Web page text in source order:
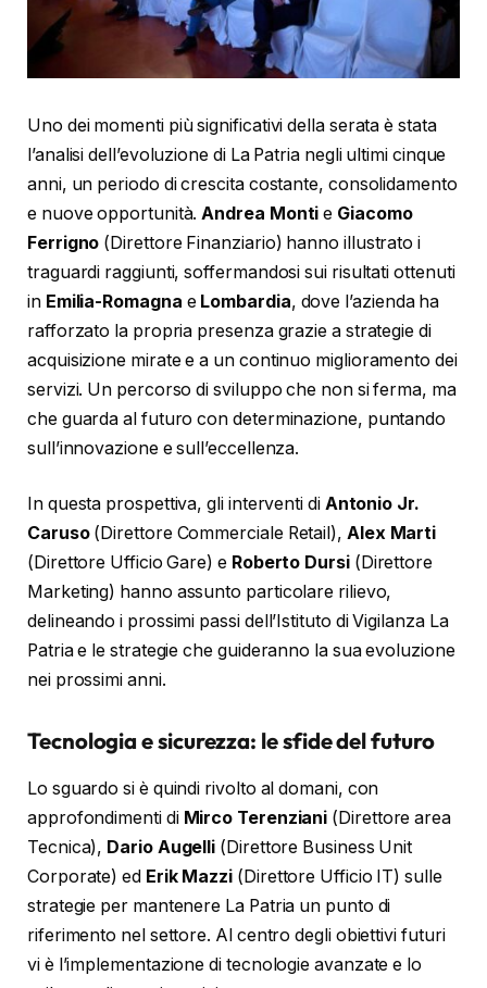
Uno dei momenti più significativi della serata è stata
l’analisi dell’evoluzione di La Patria negli ultimi cinque
anni, un periodo di crescita costante, consolidamento
e nuove opportunità.Andrea Monti e Giacomo
Ferrigno (Direttore Finanziario) hanno illustrato i
traguardi raggiunti, soffermandosi sui risultati ottenuti
in Emilia-Romagna e Lombardia, dove l’azienda ha
rafforzato la propria presenza grazie a strategie di
acquisizione mirate e a un continuo miglioramento dei
servizi. Un percorso di sviluppo che non si ferma, ma
che guarda al futuro con determinazione, puntando
sull’innovazione e sull’eccellenza.
In questa prospettiva, gli interventi di Antonio Jr.
Caruso(Direttore Commerciale Retail), Alex Marti
(Direttore Ufficio Gare) e Roberto Dursi(Direttore
Marketing) hanno assunto particolare rilievo,
delineando i prossimi passi dell’Istituto di Vigilanza La
Patria e le strategie che guideranno la sua evoluzione
nei prossimi anni.
Tecnologia e sicurezza: le sfide del futuro
Lo sguardo si è quindi rivolto al domani, con
approfondimenti di Mirco Terenziani (Direttore area
Tecnica), Dario Augelli (Direttore Business Unit
Corporate) ed Erik Mazzi (Direttore Ufficio IT) sulle
strategie per mantenere La Patria un punto di
riferimento nel settore. Al centro degli obiettivi futuri
vi è l’implementazione di tecnologie avanzate e lo